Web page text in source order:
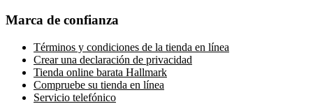
Marca de confianza
Términos y condiciones de la tienda en línea
Crear una declaración de privacidad
Tienda online barata Hallmark
Compruebe su tienda en línea
Servicio telefónico